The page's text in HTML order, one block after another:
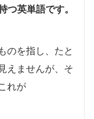
英単語です。
のを指し、たと
えませんが、そ
れが